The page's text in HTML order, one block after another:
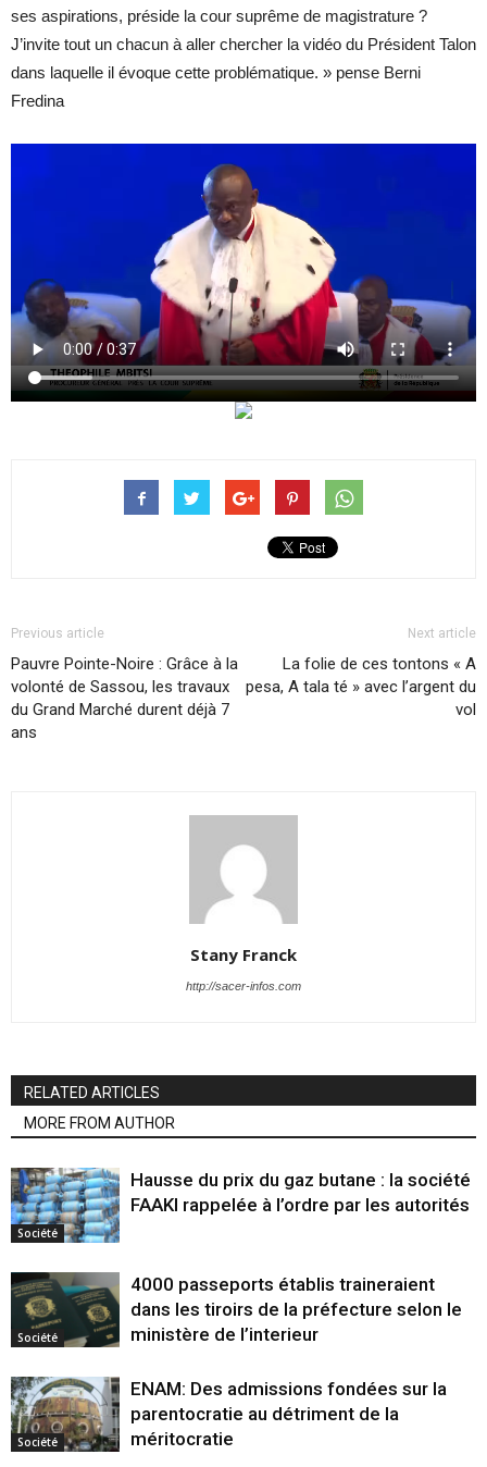
ses aspirations, préside la cour suprême de magistrature ?
J’invite tout un chacun à aller chercher la vidéo du Président Talon
dans laquelle il évoque cette problématique. » pense Berni
Fredina
Previous article
Pauvre Pointe-Noire : Grâce à la
volonté de Sassou, les travaux
du Grand Marché durent déjà 7
ans
Next article
La folie de ces tontons « A
pesa, A tala té » avec l’argent du
vol
Stany Franck
http://sacer-infos.com
RELATED ARTICLES
MORE FROM AUTHOR
Société
Hausse du prix du gaz butane : la société
FAAKI rappelée à l’ordre par les autorités
Société
4000 passeports établis traineraient
dans les tiroirs de la préfecture selon le
ministère de l’interieur
Société
ENAM: Des admissions fondées sur la
parentocratie au détriment de la
méritocratie